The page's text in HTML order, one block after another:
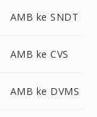
AMB ke SNDT
AMB ke CVS
AMB ke DVMS